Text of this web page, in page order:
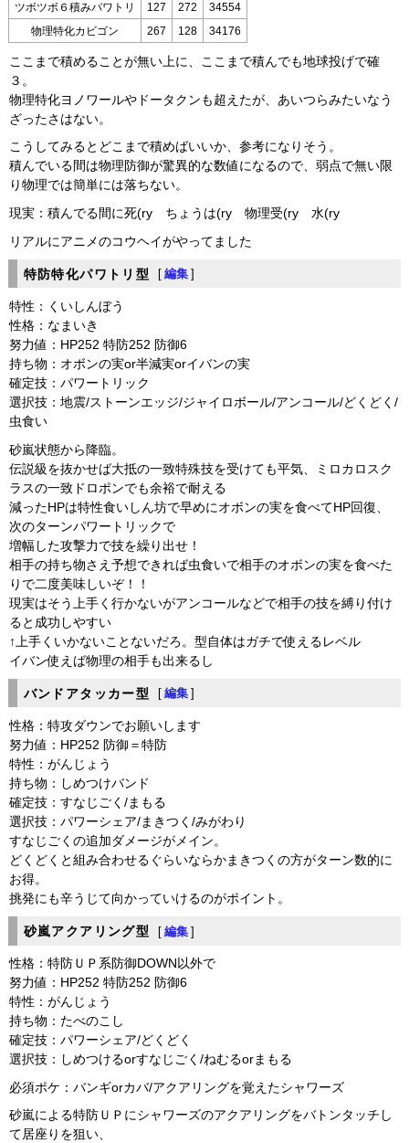
ツボツボ６積みパワトリ 127 272 34554
物理特化カビゴン 267 128 34176
ここまで積めることが無い上に、ここまで積んでも地球投げで確
３。
物理特化ヨノワールやドータクンも超えたが、あいつらみたいなう
ざったさはない。
こうしてみるとどこまで積めばいいか、参考になりそう。
積んでいる間は物理防御が驚異的な数値になるので、弱点で無い限
り物理では簡単には落ちない。
現実：積んでる間に死(ry ちょうは(ry 物理受(ry 水(ry
リアルにアニメのコウヘイがやってました
特防特化パワトリ型 [ 編集 ]
特性：くいしんぼう
性格：なまいき
努力値：HP252 特防252 防御6
持ち物：オボンの実or半減実orイバンの実
確定技：パワートリック
選択技：地震/ストーンエッジ/ジャイロボール/アンコール/どくどく/
虫食い
砂嵐状態から降臨。
伝説級を抜かせば大抵の一致特殊技を受けても平気、ミロカロスク
ラスの一致ドロポンでも余裕で耐える
減ったHPは特性食いしん坊で早めにオボンの実を食べてHP回復、
次のターンパワートリックで
増幅した攻撃力で技を繰り出せ！
相手の持ち物さえ予想できれば虫食いで相手のオボンの実を食べた
りで二度美味しいぞ！！
現実はそう上手く行かないがアンコールなどで相手の技を縛り付け
ると成功しやすい
↑上手くいかないことないだろ。型自体はガチで使えるレベル
イバン使えば物理の相手も出来るし
バンドアタッカー型 [ 編集 ]
性格：特攻ダウンでお願いします
努力値：HP252 防御＝特防
特性：がんじょう
持ち物：しめつけバンド
確定技：すなじごく/まもる
選択技：パワーシェア/まきつく/みがわり
すなじごくの追加ダメージがメイン。
どくどくと組み合わせるぐらいならかまきつくの方がターン数的に
お得。
挑発にも辛うじて向かっていけるのがポイント。
砂嵐アクアリング型 [ 編集 ]
性格：特防ＵＰ系防御DOWN以外で
努力値：HP252 特防252 防御6
特性：がんじょう
持ち物：たべのこし
確定技：パワーシェア/どくどく
選択技：しめつけるorすなじごく/ねむるorまもる
必須ポケ：バンギorカバ/アクアリングを覚えたシャワーズ
砂嵐による特防ＵＰにシャワーズのアクアリングをバトンタッチし
て居座りを狙い、